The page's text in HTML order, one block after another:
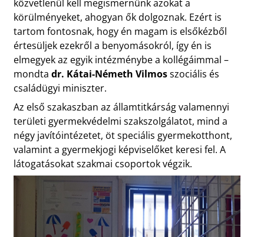
közvetlenül kell megismernünk azokat a
körülményeket, ahogyan ők dolgoznak. Ezért is
tartom fontosnak, hogy én magam is elsőkézből
értesüljek ezekről a benyomásokról, így én is
elmegyek az egyik intézménybe a kollégáimmal –
mondta dr. Kátai-Németh Vilmosszociális és
családügyi miniszter.
Az első szakaszban az államtitkárság valamennyi
területi gyermekvédelmi szakszolgálatot, mind a
négy javítóintézetet, öt speciális gyermekotthont,
valamint a gyermekjogi képviselőket keresi fel. A
látogatásokat szakmai csoportok végzik.